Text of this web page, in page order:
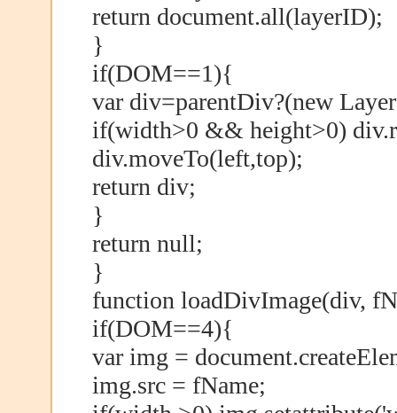
return document.all(layerID);
}
if(DOM==1){
var div=parentDiv?(new
if(width>0 && height>0)
div.moveTo(left,top);
return div;
}
return null;
}
function loadDivImage(div,
if(DOM==4){
var img =
img.src = fName;